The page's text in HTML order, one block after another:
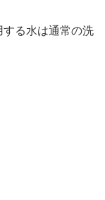
する水は通常の洗